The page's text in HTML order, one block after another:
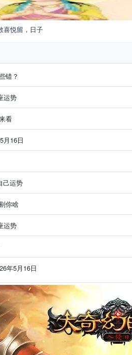
喜悦留，日子
错？
运势
看
月16日
己运势
你啥
运势
年5月16日